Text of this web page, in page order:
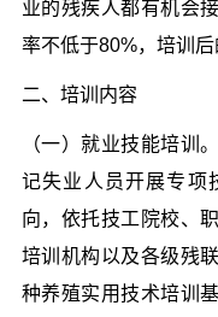
业的残疾人都有机会
率不低于80%，培训后
二、培训内容
（一）就业技能培训
记失业人员开展专项
向，依托技工院校、
培训机构以及各级残
种养殖实用技术培训